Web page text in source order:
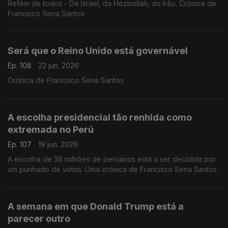
Refém de todos - De Israel, da Hezbollah, do Irão. Crónica de
Francisco Sena Santos
Será que o Reino Unido está governável
Ep. 108
22 jun. 2026
Crónica de Francisco Sena Santos
A escolha presidencial tão renhida como
extremada no Perú
Ep. 107
19 jun. 2026
A escolha de 38 milhões de peruanos está a ser decidida por
um punhado de votos. Uma crónica de Francisco Sena Santos.
A semana em que Donald Trump está a
parecer outro